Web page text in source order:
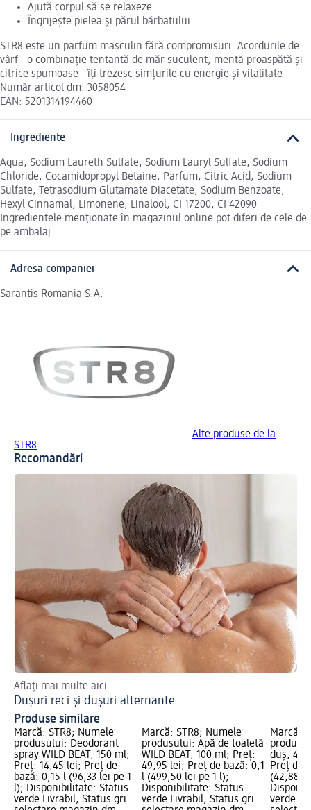
Ajută corpul să se relaxeze
Îngrijește pielea și părul bărbatului
STR8 este un parfum masculin fără compromisuri. Acordurile de
vârf - o combinație tentantă de măr suculent, mentă proaspătă și
citrice spumoase - îți trezesc simțurile cu energie și vitalitate
Număr articol dm: 3058054
EAN: 5201314194460
Ingrediente
Aqua, Sodium Laureth Sulfate, Sodium Lauryl Sulfate, Sodium
Chloride, Cocamidopropyl Betaine, Parfum, Citric Acid, Sodium
Sulfate, Tetrasodium Glutamate Diacetate, Sodium Benzoate,
Hexyl Cinnamal, Limonene, Linalool, CI 17200, CI 42090
Ingredientele menționate în magazinul online pot diferi de cele de
pe ambalaj.
Adresa companiei
Sarantis Romania S.A.
Alte produse de la
STR8
Recomandări
Aflați mai multe aici
Dușuri reci și dușuri alternante
Produse similare
Marcă: STR8; Numele
produsului: Deodorant
spray WILD BEAT, 150 ml;
Preț: 14,45 lei; Preț de
bază: 0,15 l (96,33 lei pe 1
l); Disponibilitate: Status
verde Livrabil, Status gri
Marcă: STR8; Numele
produsului: Apă de toaletă
WILD BEAT, 100 ml; Preț:
49,95 lei; Preț de bază: 0,1
l (499,50 lei pe 1 l);
Disponibilitate: Status
verde Livrabil, Status gri
Marcă:
duș,
Preț de
(42,88
verde